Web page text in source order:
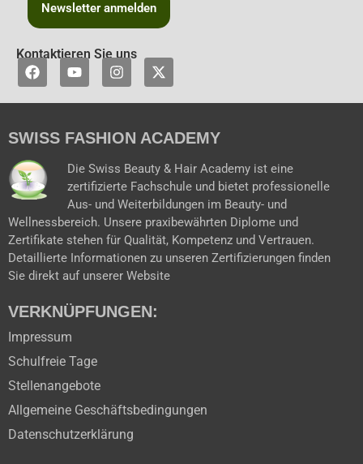
Newsletter anmelden
Kontaktieren Sie uns
F
a
e
o
k
Y
o
t
b
I
n
t
g
a
m
X
-
w
t
e
r
SWISS FASHION ACADEMY
Die Swiss Beauty & Hair Academy ist eine
zertifizierte Fachschule und bietet professionelle
Aus- und Weiterbildungen im Beauty- und
Wellnessbereich. Unsere praxibewährten Diplome und
Zertifikate stehen für Qualität, Kompetenz und Vertrauen.
Detaillierte Informationen zu unseren Zertifizierungen finden
Sie direkt auf unserer Website
VERKNÜPFUNGEN:
Impressum
Schulfreie Tage
Stellenangebote
Allgemeine Geschäftsbedingungen
Datenschutzerklärung